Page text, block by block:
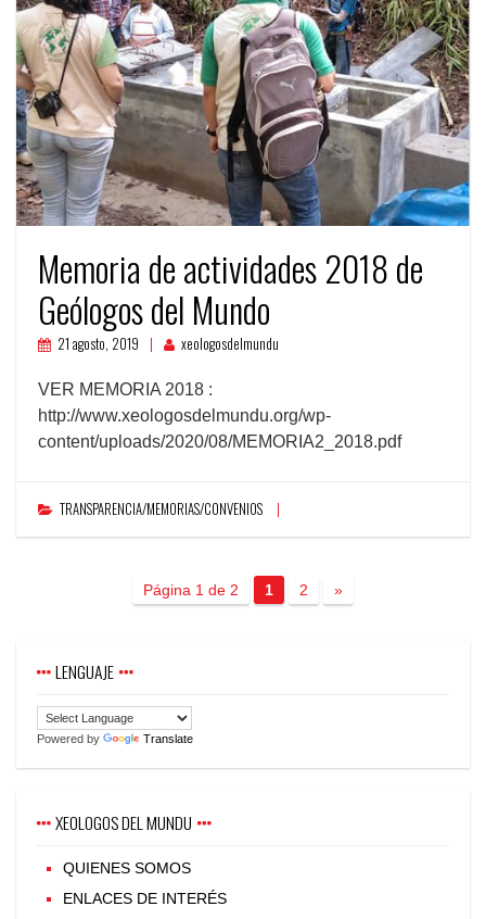
Memoria de actividades 2018 de
Geólogos del Mundo
21 agosto, 2019 xeologosdelmundu
VER MEMORIA 2018 :
http://www.xeologosdelmundu.org/wp-
content/uploads/2020/08/MEMORIA2_2018.pdf
TRANSPARENCIA/MEMORIAS/CONVENIOS
Página 1 de 2 1 2 »
LENGUAJE
Powered by Translate
XEOLOGOS DEL MUNDU
QUIENES SOMOS
ENLACES DE INTERÉS